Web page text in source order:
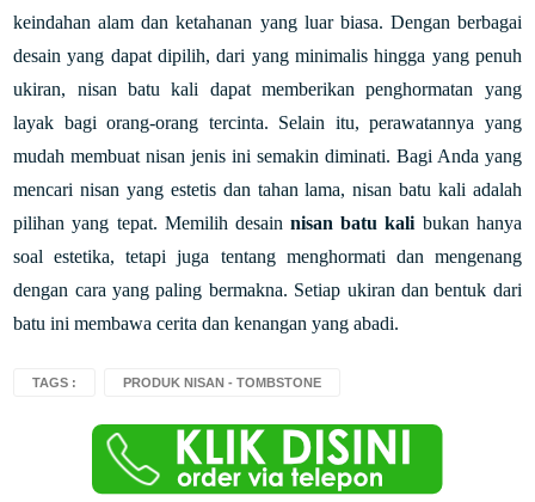
keindahan alam dan ketahanan yang luar biasa. Dengan berbagai
desain yang dapat dipilih, dari yang minimalis hingga yang penuh
ukiran, nisan batu kali dapat memberikan penghormatan yang
layak bagi orang-orang tercinta. Selain itu, perawatannya yang
mudah membuat nisan jenis ini semakin diminati. Bagi Anda yang
mencari nisan yang estetis dan tahan lama, nisan batu kali adalah
pilihan yang tepat. Memilih desainnisan batu kali bukan hanya
soal estetika, tetapi juga tentang menghormati dan mengenang
dengan cara yang paling bermakna. Setiap ukiran dan bentuk dari
batu ini membawa cerita dan kenangan yang abadi.
TAGS : PRODUK NISAN - TOMBSTONE